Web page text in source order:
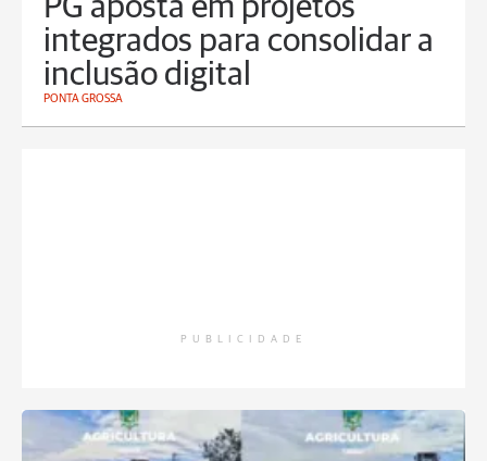
PG aposta em projetos
integrados para consolidar a
inclusão digital
PONTA GROSSA
PUBLICIDADE